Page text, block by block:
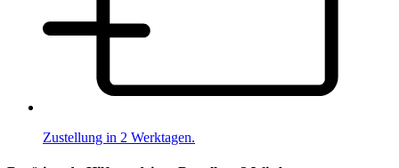
Zustellung in 2 Werktagen.